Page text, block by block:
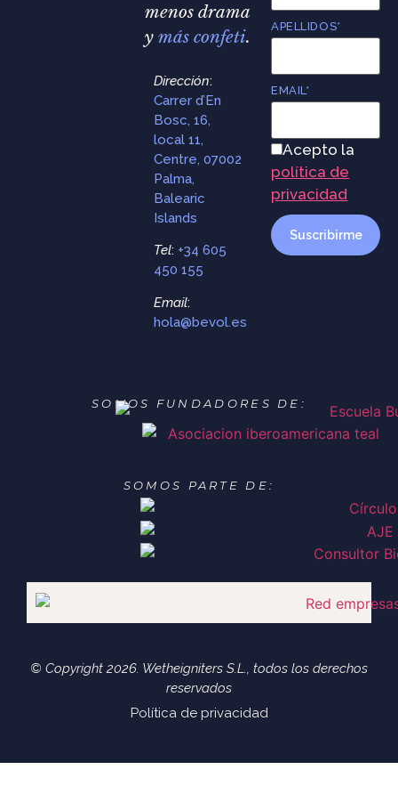
menos drama
y más confeti.
Dirección:
Carrer d’En
Bosc, 16,
local 11,
Centre, 07002
Palma,
Balearic
Islands
Tel: +34 605
450 155
Email:
hola@bevol.es
APELLIDOS*
EMAIL*
Acepto la
política de
privacidad
SOMOS FUNDADORES DE:
SOMOS PARTE DE:
© Copyright 2026. Wetheigniters S.L., todos los derechos
reservados
Política de privacidad